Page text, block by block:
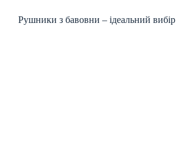
Рушники з бавовни – ідеальний вибір